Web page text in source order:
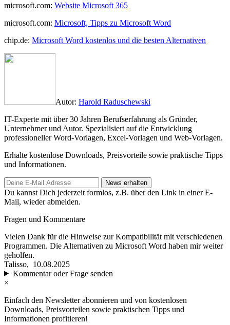
microsoft.com: Website Microsoft 365
microsoft.com: Microsoft, Tipps zu Microsoft Word
chip.de: Microsoft Word kostenlos und die besten Alternativen
Autor: Harold Raduschewski
IT-Experte mit über 30 Jahren Berufserfahrung als Gründer,
Unternehmer und Autor. Spezialisiert auf die Entwicklung
professioneller Word-Vorlagen, Excel-Vorlagen und Web-Vorlagen.
Erhalte kostenlose Downloads, Preisvorteile sowie praktische Tipps
und Informationen.
Du kannst Dich jederzeit formlos, z.B. über den Link in einer E-
Mail, wieder abmelden.
Fragen und Kommentare
Vielen Dank für die Hinweise zur Kompatibilität mit verschiedenen
Programmen. Die Alternativen zu Microsoft Word haben mir weiter
geholfen.
Talisso, 10.08.2025
Kommentar oder Frage senden
×
Einfach den Newsletter abonnieren und von kostenlosen
Downloads, Preisvorteilen sowie praktischen Tipps und
Informationen profitieren!